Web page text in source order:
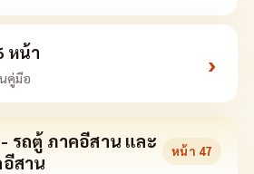
หน้า
คู่มือ ›
รถตู้ ภาคอีสาน และ
สาน
หน้า 47